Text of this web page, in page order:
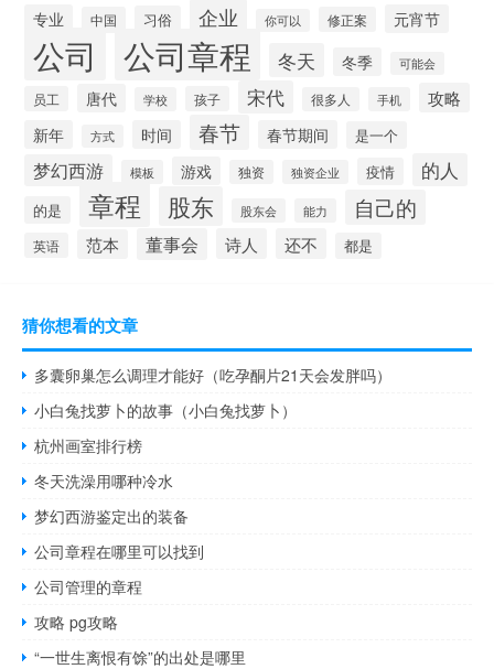
专业 中国 习俗 企业 你可以 修正案 元宵节
公司 公司章程 冬天 冬季 可能会
员工 唐代 学校 孩子 宋代 很多人 手机 攻略
新年 方式 时间 春节 春节期间 是一个
梦幻西游 模板 游戏 独资 独资企业 疫情 的人
的是 章程 股东 股东会 能力 自己的
英语 范本 董事会 诗人 还不 都是
猜你想看的文章
多囊卵巢怎么调理才能好（吃孕酮片21天会发胖吗）
小白兔找萝卜的故事（小白兔找萝卜）
杭州画室排行榜
冬天洗澡用哪种冷水
梦幻西游鉴定出的装备
公司章程在哪里可以找到
公司管理的章程
攻略 pg攻略
“一世生离恨有馀”的出处是哪里